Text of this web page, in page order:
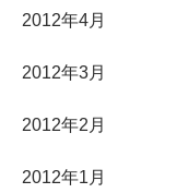
2012年4月
2012年3月
2012年2月
2012年1月